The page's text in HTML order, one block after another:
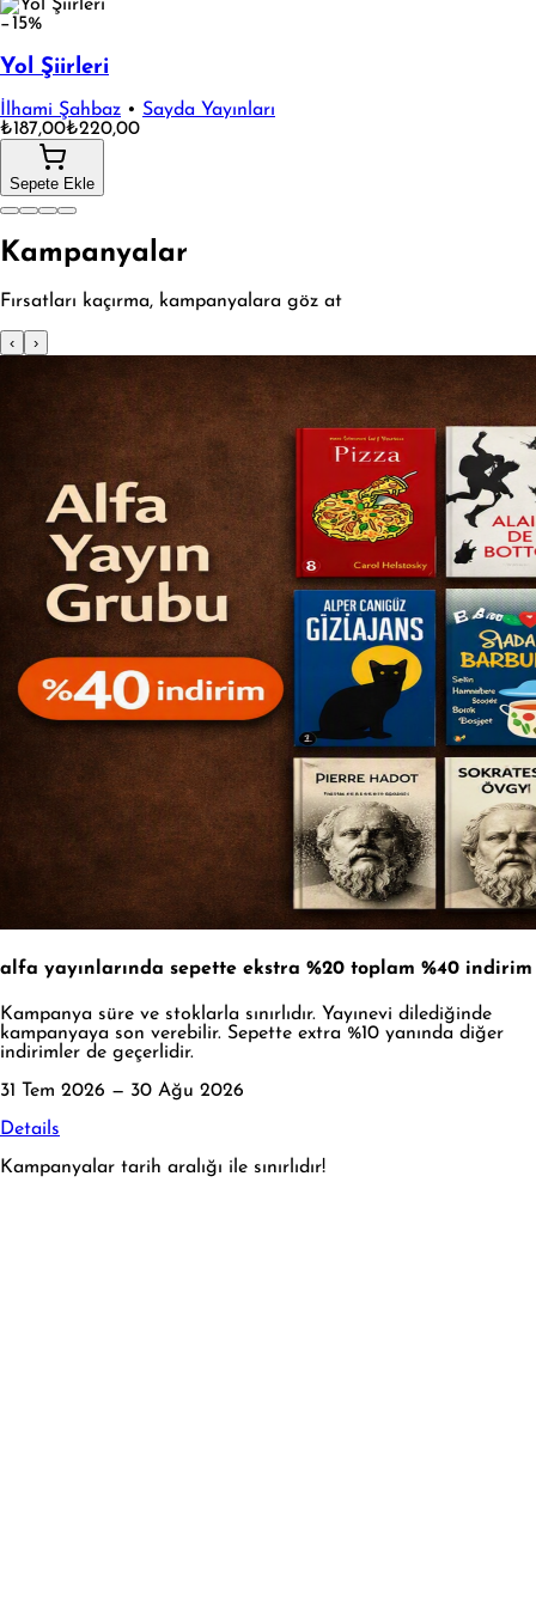
−15%
Yol Şiirleri
İlhami Şahbaz • Sayda Yayınları
₺187,00₺220,00
Sepete Ekle
Kampanyalar
Fırsatları kaçırma, kampanyalara göz at
‹ ›
alfa yayınlarında sepette ekstra %20 toplam %40 indirim
Kampanya süre ve stoklarla sınırlıdır. Yayınevi dilediğinde
kampanyaya son verebilir. Sepette extra %10 yanında diğer
indirimler de geçerlidir.
31 Tem 2026 — 30 Ağu 2026
Details
Kampanyalar tarih aralığı ile sınırlıdır!